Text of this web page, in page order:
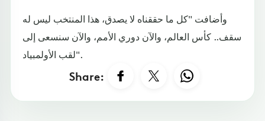
وأضافت "كل ما حققناه لا يصدق، هذا المنتخب ليس له
سقف.. كأس العالم، والآن دوري الأمم، والآن سنسعى إلى
لقب الأولمبياد".
Share: